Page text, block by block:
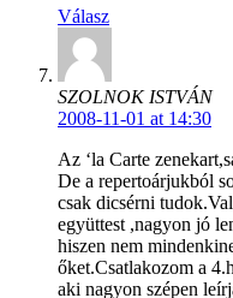
Válasz
SZOLNOK ISTVÁN
2008-11-01 at 14:30
Az ‘la Carte
De a repertoárjukból
csak dicsérni
együttest ,nagyon jó
hiszen nem
őket.Csatlakozom a
aki nagyon szépen